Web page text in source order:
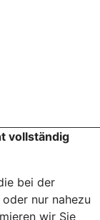
vollständig
bei der
nur nahezu
wir Sie